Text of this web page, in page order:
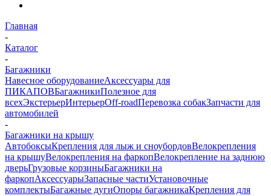
Главная
-
Каталог
-
Багажники
Навесное оборудованиеАксессуары для
ПИКАПОВБагажникиПолезное для
всехЭкстерьерИнтерьерOff-roadПеревозка собакЗапчасти для
автомобилей
-
Багажники на крышу
АвтобоксыКрепления для лыж и сноубордовВелокрепления
на крышуВелокрепления на фаркопВелокрепление на заднюю
дверьГрузовые корзиныБагажники на
фаркопАксессуарыЗапасные частиУстановочные
комплектыБагажные дугиОпоры багажникаКрепления для